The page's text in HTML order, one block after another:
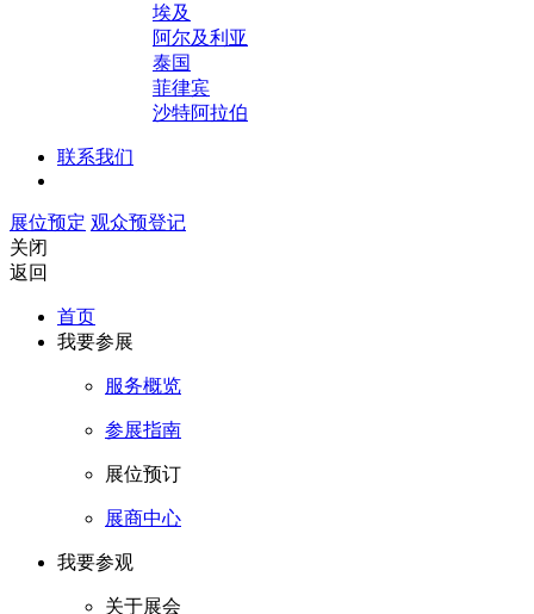
埃及
阿尔及利亚
泰国
菲律宾
沙特阿拉伯
联系我们
展位预定 观众预登记
关闭
返回
首页
我要参展
服务概览
参展指南
展位预订
展商中心
我要参观
关于展会